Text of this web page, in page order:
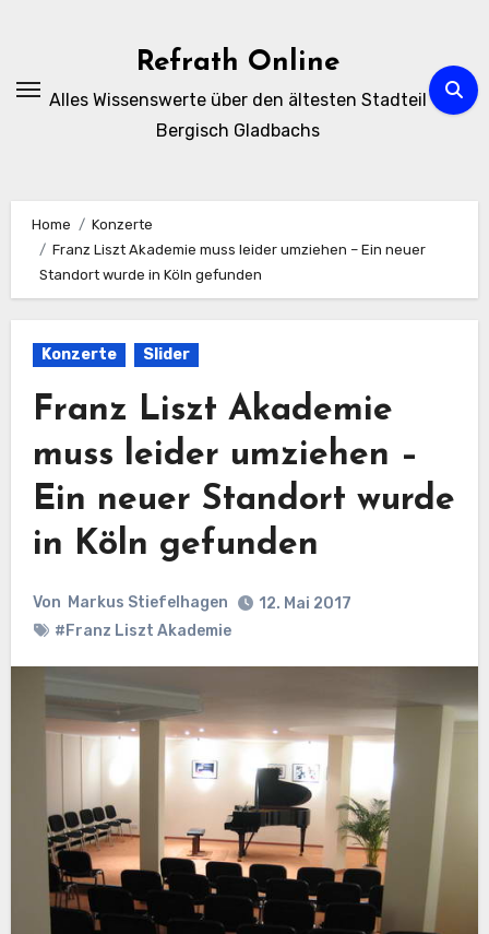
Refrath Online
Alles Wissenswerte über den ältesten Stadteil
Bergisch Gladbachs
Home
Konzerte
Franz Liszt Akademie muss leider umziehen – Ein neuer
Standort wurde in Köln gefunden
Konzerte Slider
Franz Liszt Akademie
muss leider umziehen –
Ein neuer Standort wurde
in Köln gefunden
Von Markus Stiefelhagen
12. Mai 2017
#Franz Liszt Akademie